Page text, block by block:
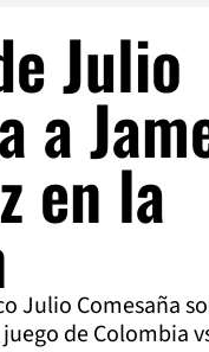
Julio
a
en la
Julio Comesaña
de Colombia